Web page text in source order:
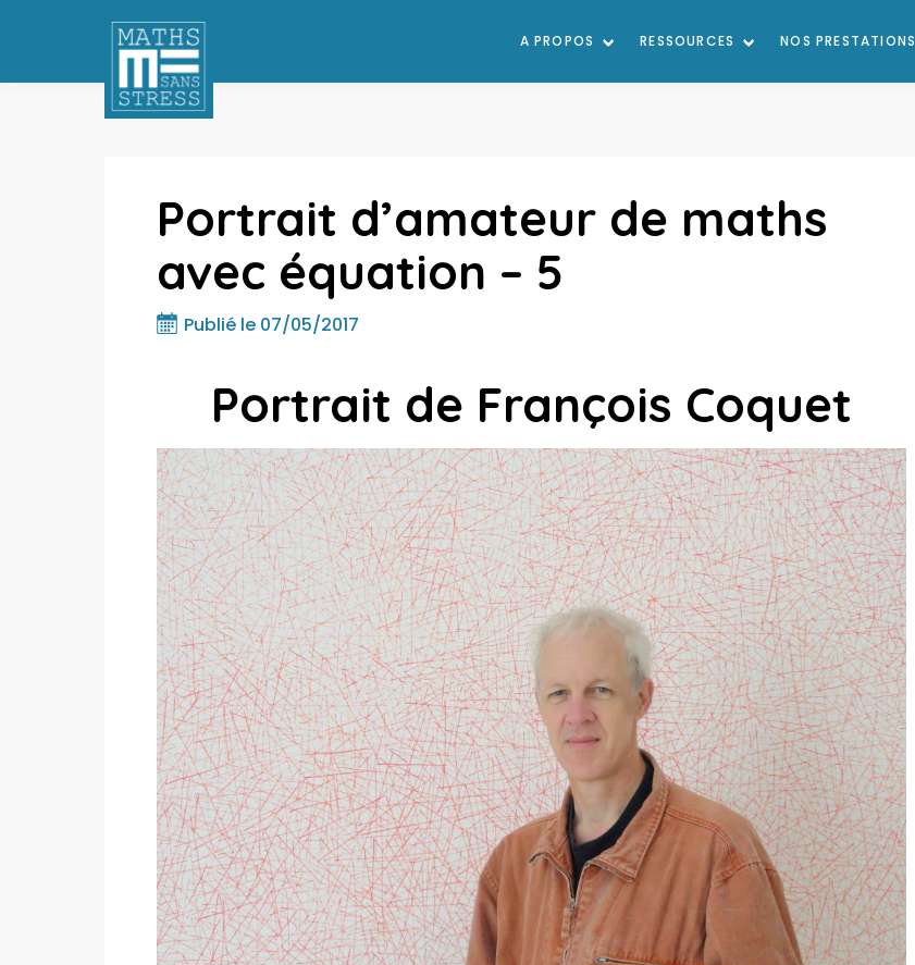
A PROPOS RESSOURCES NOS PRESTATIONS
Portrait d’amateur de maths
avec équation – 5
Publié le 07/05/2017
Portrait de François Coquet